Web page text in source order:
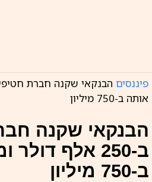
פיננסים
אותה ב-750 מיליון
הבנקאי שקנה
ב-250 אלף
ב-750 מיליון